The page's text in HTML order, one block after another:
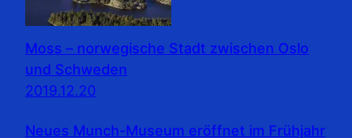
Moss – norwegische Stadt zwischen Oslo
und Schweden
2019.12.20
Neues Munch-Museum eröffnet im Frühjahr